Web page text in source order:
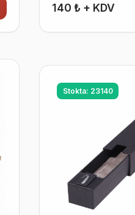
140 ₺ + KDV
Stokta: 23140